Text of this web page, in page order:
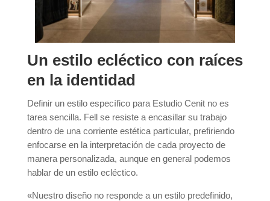
Un estilo ecléctico con raíces
en la identidad
Definir un estilo específico para Estudio Cenit no es
tarea sencilla. Fell se resiste a encasillar su trabajo
dentro de una corriente estética particular, prefiriendo
enfocarse en la interpretación de cada proyecto de
manera personalizada, aunque en general podemos
hablar de un estilo ecléctico.
«Nuestro diseño no responde a un estilo predefinido,